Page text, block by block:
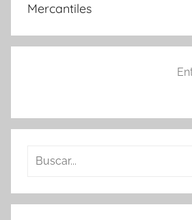
Mercantiles
Buscar: